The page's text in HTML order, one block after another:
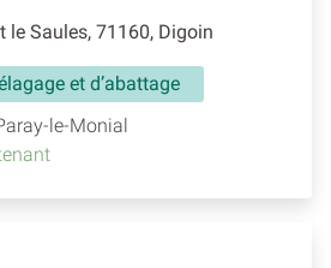
le Saules, 71160, Digoin
et d’abattage
le-Monial